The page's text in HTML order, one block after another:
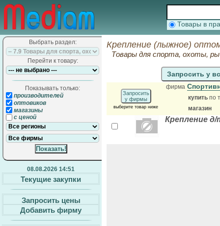
Товары в
Выбрать раздел:
Перейти к товару:
Показывать только:
производителей
оптовиков
магазины
с ценой
08.08.2026 14:51
Текущие закупки
Запросить цены
Добавить фирму
Крепление (лыжное)
Товары для спорта, охоты,
Запросить у
Запросить
у фирмы
выберите товар ниже
фирма
купить по
магазин
Крепление